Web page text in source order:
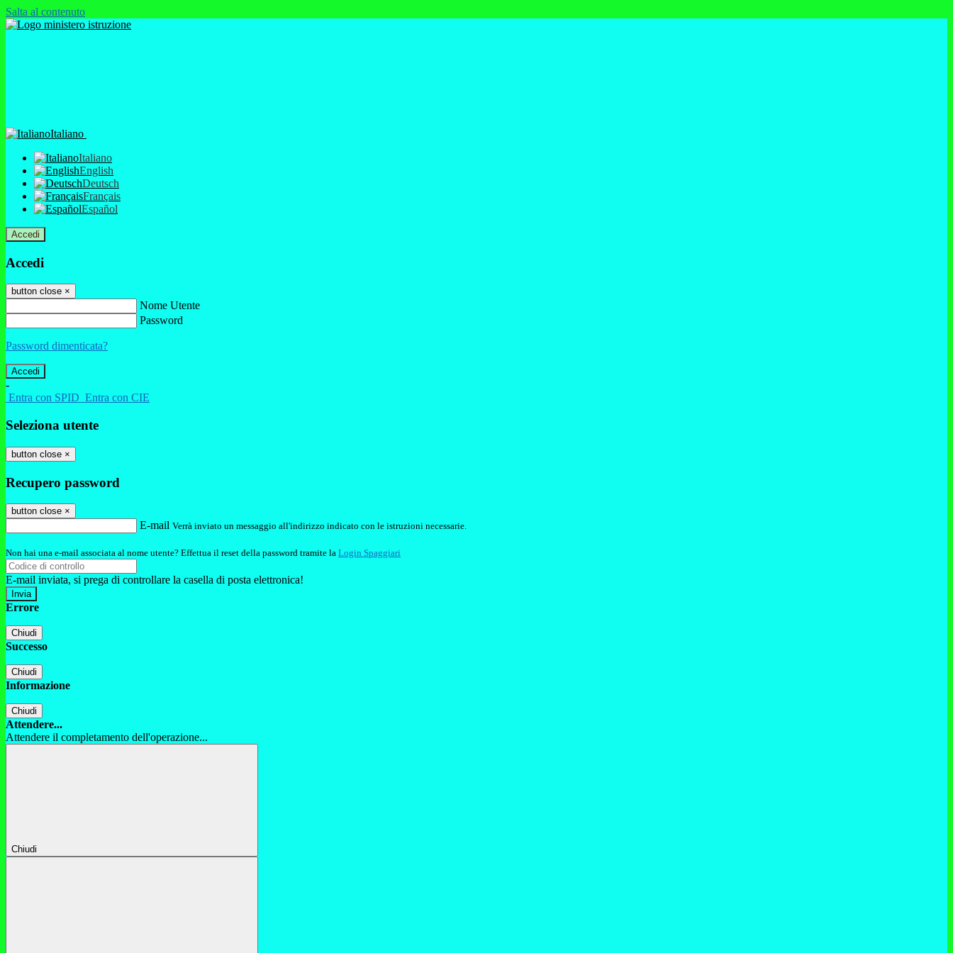
Salta al contenuto
Italiano
Italiano
English
Deutsch
Français
Español
Accedi
Accedi
button close ×
Nome Utente
Password
Password dimenticata?
-
Entra con SPID Entra con CIE
Seleziona utente
button close ×
Recupero password
button close ×
E-mail Verrà inviato un messaggio all'indirizzo indicato con le istruzioni necessarie.
Non hai una e-mail associata al nome utente? Effettua il reset della password tramite la Login Spaggiari
E-mail inviata, si prega di controllare la casella di posta elettronica!
Errore
Chiudi
Successo
Chiudi
Informazione
Chiudi
Attendere...
Attendere il completamento dell'operazione...
Chiudi